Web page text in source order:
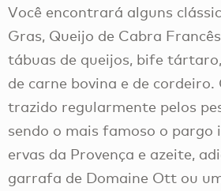
Você encontrará alguns
Gras, Queijo de Cabra
tábuas de queijos, bife
de carne bovina e de cordeiro.
trazido regularmente pelos
sendo o mais famoso o pargo
ervas da Provença e azeite,
garrafa de Domaine Ott ou